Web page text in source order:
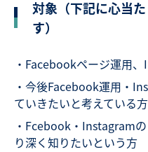
対象（下記に心当
す）
・Facebookページ運用
・今後Facebook運用・
ていきたいと考えている方
・Fcebook・Instagram
り深く知りたいという方